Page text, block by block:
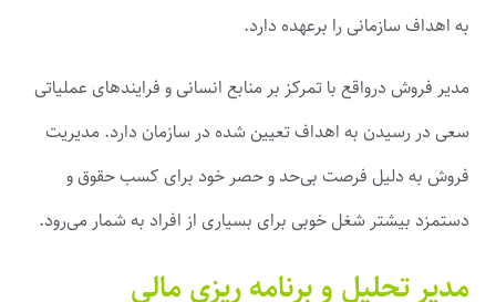
به اهداف سازمانی را برعهده دارد.
مدیر فروش درواقع با تمرکز بر منابع انسانی و فرایندهای عملیاتی
سعی در رسیدن به اهداف تعیین‌ شده در سازمان دارد. مدیریت
فروش به دلیل فرصت بی‌حد و حصر خود برای کسب حقوق و
دستمزد بیشتر شغل خوبی برای بسیاری از افراد به شمار می‌رود.
مدیر تحلیل و برنامه ریزی مالی